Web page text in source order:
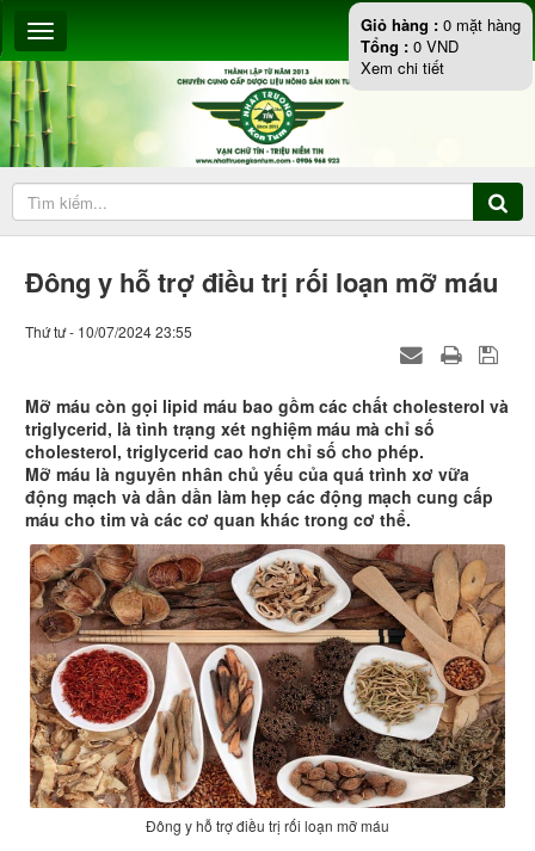
Đông y hỗ trợ điều trị rối loạn mỡ máu
Thứ tư - 10/07/2024 23:55
Mỡ máu còn gọi lipid máu bao gồm các chất cholesterol và
triglycerid, là tình trạng xét nghiệm máu mà chỉ số
cholesterol, triglycerid cao hơn chỉ số cho phép.
Mỡ máu là nguyên nhân chủ yếu của quá trình xơ vữa
động mạch và dần dần làm hẹp các động mạch cung cấp
máu cho tim và các cơ quan khác trong cơ thể.
Đông y hỗ trợ điều trị rối loạn mỡ máu
Giỏ hàng : 0 mặt hàng
Tổng : 0 VND
Xem chi tiết